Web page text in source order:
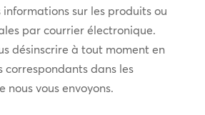
sur les produits ou
par courrier électronique.
désinscrire à tout moment en
correspondants dans les
nous vous envoyons.